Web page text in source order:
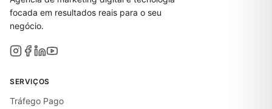
focada em resultados reais para o seu
negócio.
SERVIÇOS
Tráfego Pago